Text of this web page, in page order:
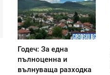
Годеч: За една
пълноценна и
вълнуваща разходка